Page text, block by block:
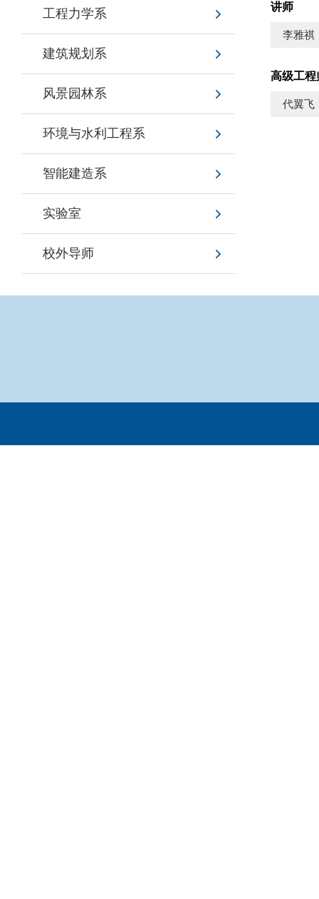
工程力学系
建筑规划系
风景园林系
环境与水利工程系
智能建造系
实验室
校外导师
讲师
李雅祺
高级工程
代翼飞